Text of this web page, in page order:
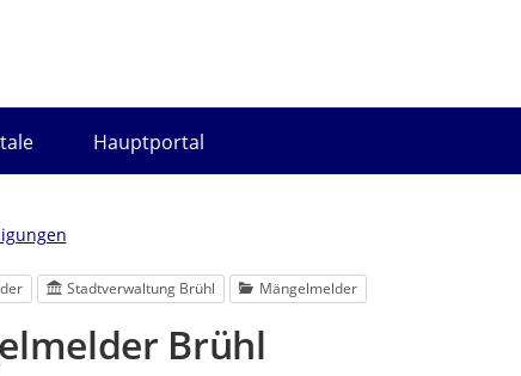
Hauptportal
Stadtverwaltung Brühl Mängelmelder
Brühl